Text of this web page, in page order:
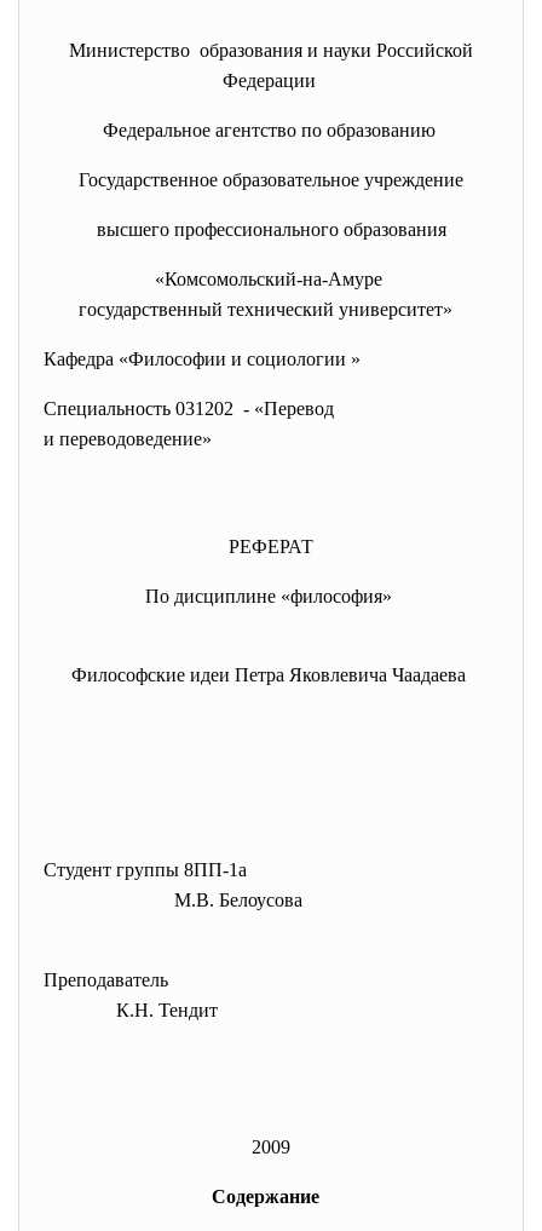
Министерство образования и науки Российской
Федерации
Федеральное агентство по образованию
Государственное образовательное учреждение
высшего профессионального образования
«Комсомольский-на-Амуре
государственный технический университет»
Кафедра «Философии и социологии »
Специальность 031202 - «Перевод
и переводоведение»
РЕФЕРАТ
По дисциплине «философия»
Философские идеи Петра Яковлевича Чаадаева
Студент группы 8ПП-1а
М.В. Белоусова
Преподаватель
К.Н. Тендит
2009
Содержание